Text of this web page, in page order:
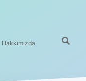
Hakkımızda